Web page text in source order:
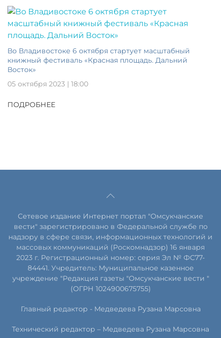
Во Владивостоке 6 октября стартует масштабный
книжный фестиваль «Красная площадь. Дальний
Восток»
05 октября 2023 | 18:00
ПОДРОБНЕЕ
Сетевое издание Интернет портал "Омсукчанские
вести" зарегистрировано в Федеральной службе по
надзору в сфере связи, информационных технологий и
массовых коммуникаций (Роскомнадзор) 16 января
2023 г. Регистрационный номер: серия Эл № ФС77-
84441. Учредитель: Муниципальное казенное
учреждение "Редакция газеты "Омсукчанские вести "
(ОГРН 1024900675755)
Главный редактор - Медведева Рузана Марсовна
Технический редактор – Медведева Рузана Марсовна